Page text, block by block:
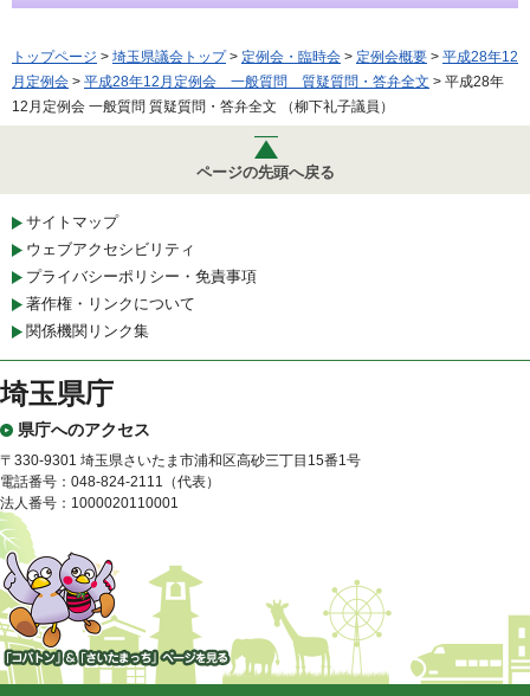
トップページ > 埼玉県議会トップ> 定例会・臨時会 > 定例会概要 > 平成28年12
月定例会 > 平成28年12月定例会 一般質問 質疑質問・答弁全文 > 平成28年
12月定例会 一般質問 質疑質問・答弁全文 （柳下礼子議員）
ページの先頭へ戻る
サイトマップ
ウェブアクセシビリティ
プライバシーポリシー・免責事項
著作権・リンクについて
関係機関リンク集
埼玉県庁
県庁へのアクセス
〒330-9301 埼玉県さいたま市浦和区高砂三丁目15番1号
電話番号：048-824-2111（代表）
法人番号：1000020110001
「コバトン」&「さいたまっ